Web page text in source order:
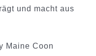
und macht aus
Maine Coon